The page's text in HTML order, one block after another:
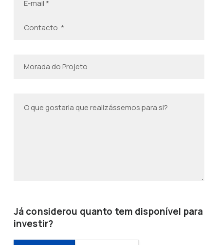
Já considerou quanto tem disponível para
investir?